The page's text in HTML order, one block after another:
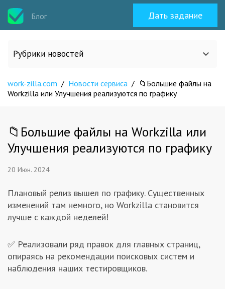
Блог Дать задание
Рубрики новостей
Все статьи
Кейсы
Исполнителям
Полезное
work-zilla.com / Новости сервиса / 📁Большие файлы на
Workzilla или Улучшения реализуются по графику
📁Большие файлы на Workzilla или
Улучшения реализуются по графику
20 Июн. 2024
Плановый релиз вышел по графику. Существенных
изменений там немного, но Workzilla становится
лучше с каждой неделей!
✅ Реализовали ряд правок для главных страниц,
опираясь на рекомендации поисковых систем и
наблюдения наших тестировщиков.